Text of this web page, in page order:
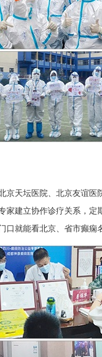
京天坛医院、北京友谊
家建立协作诊疗关系，
口就能看北京、省市癫痫